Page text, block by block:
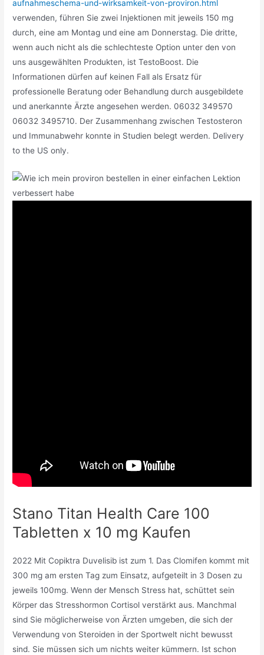
aufnahmeschema-und-wirksamkeit-von-proviron.html
verwenden, führen Sie zwei Injektionen mit jeweils 150 mg
durch, eine am Montag und eine am Donnerstag. Die dritte,
wenn auch nicht als die schlechteste Option unter den von
uns ausgewählten Produkten, ist TestoBoost. Die
Informationen dürfen auf keinen Fall als Ersatz für
professionelle Beratung oder Behandlung durch ausgebildete
und anerkannte Ärzte angesehen werden. 06032 349570
06032 3495710. Der Zusammenhang zwischen Testosteron
und Immunabwehr konnte in Studien belegt werden. Delivery
to the US only.
Stano Titan Health Care 100
Tabletten x 10 mg Kaufen
2022 Mit Copiktra Duvelisib ist zum 1. Das Clomifen kommt mit
300 mg am ersten Tag zum Einsatz, aufgeteilt in 3 Dosen zu
jeweils 100mg. Wenn der Mensch Stress hat, schüttet sein
Körper das Stresshormon Cortisol verstärkt aus. Manchmal
sind Sie möglicherweise von Ärzten umgeben, die sich der
Verwendung von Steroiden in der Sportwelt nicht bewusst
sind. Sie müssen sich um nichts weiter kümmern. Ist schon